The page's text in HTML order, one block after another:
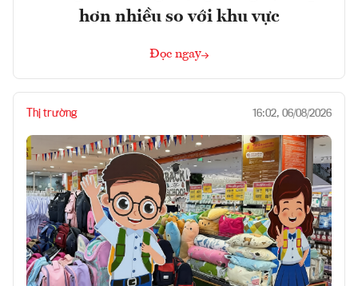
hơn nhiều so với khu vực
Đọc ngay
Thị trường 16:02, 06/08/2026